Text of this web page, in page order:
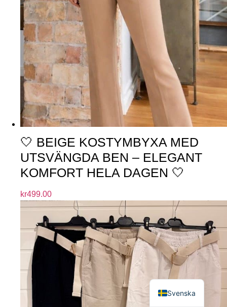
🤍 BEIGE KOSTYMBYXA MED
UTSVÄNGDA BEN – ELEGANT
KOMFORT HELA DAGEN 🤍
kr499.00
Svenska
English